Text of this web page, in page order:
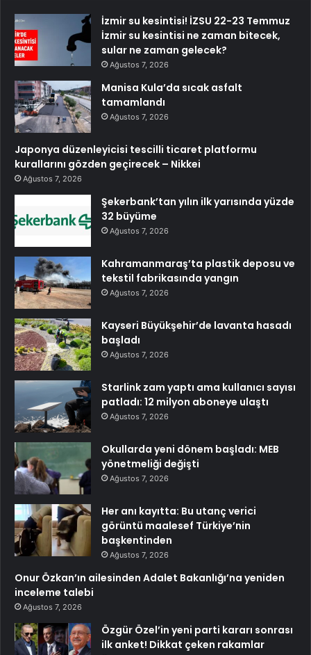
İzmir su kesintisi! İZSU 22-23 Temmuz
İzmir su kesintisi ne zaman bitecek,
sular ne zaman gelecek?
Ağustos 7, 2026
Manisa Kula’da sıcak asfalt
tamamlandı
Ağustos 7, 2026
Japonya düzenleyicisi tescilli ticaret platformu
kurallarını gözden geçirecek – Nikkei
Ağustos 7, 2026
Şekerbank’tan yılın ilk yarısında yüzde
32 büyüme
Ağustos 7, 2026
Kahramanmaraş’ta plastik deposu ve
tekstil fabrikasında yangın
Ağustos 7, 2026
Kayseri Büyükşehir’de lavanta hasadı
başladı
Ağustos 7, 2026
Starlink zam yaptı ama kullanıcı sayısı
patladı: 12 milyon aboneye ulaştı
Ağustos 7, 2026
Okullarda yeni dönem başladı: MEB
yönetmeliği değişti
Ağustos 7, 2026
Her anı kayıtta: Bu utanç verici
görüntü maalesef Türkiye’nin
başkentinden
Ağustos 7, 2026
Onur Özkan’ın ailesinden Adalet Bakanlığı’na yeniden
inceleme talebi
Ağustos 7, 2026
Özgür Özel’in yeni parti kararı sonrası
ilk anket! Dikkat çeken rakamlar